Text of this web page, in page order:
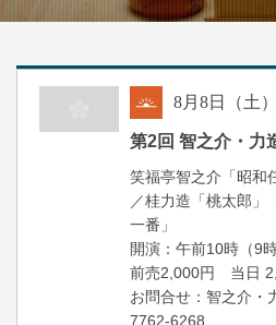
8月8日（土）
第2回 智之介・力
笑福亭智之介「昭和
／桂力造「桃太郎」
一番」
開演：午前10時（9
前売2,000円 当日
お問合せ：智之介・
7762-6268